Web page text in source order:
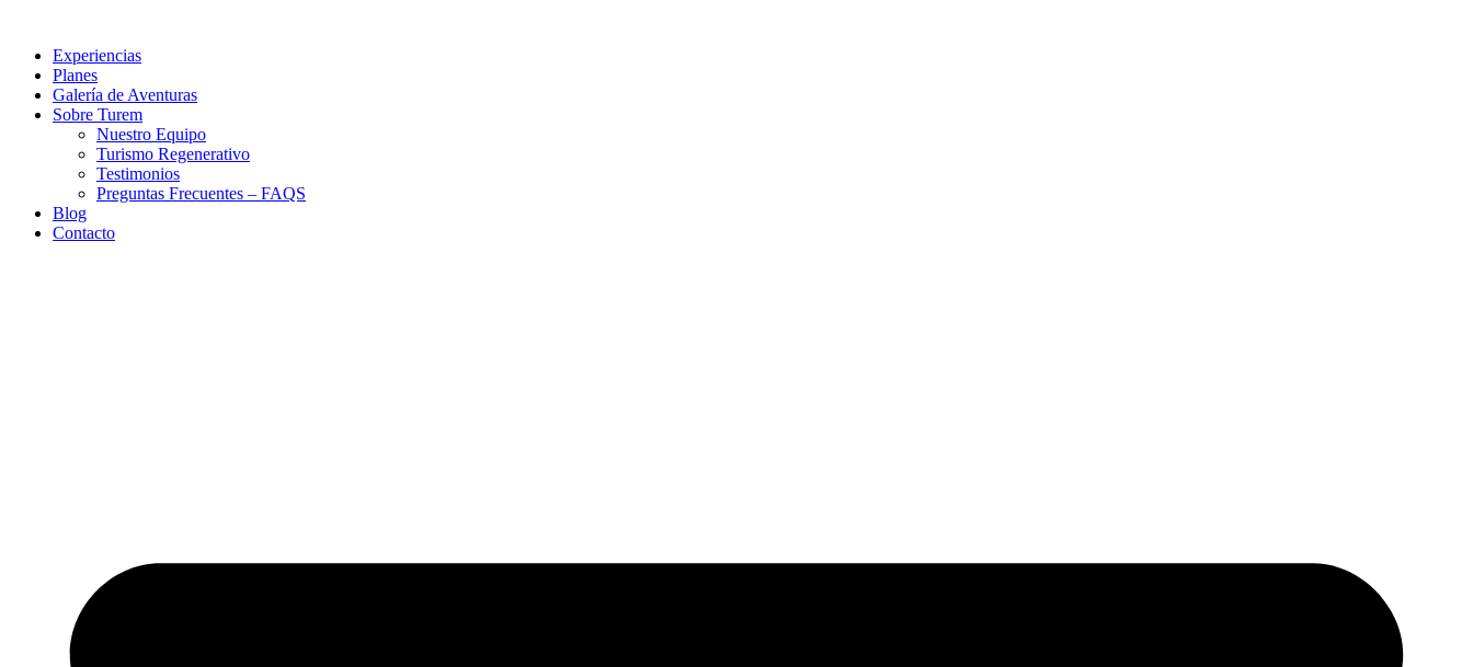
contenidoExperiencias
Planes
Galería de Aventuras
Sobre Turem
Nuestro Equipo
Turismo Regenerativo
Testimonios
Preguntas Frecuentes – FAQS
Blog
Contacto